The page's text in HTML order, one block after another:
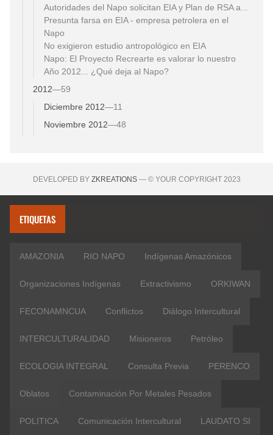
Autoridades del Napo solicitan EIA y Plan de RSA a...
Presunta farsa en EIA - empresa petrolera en el
Napo
No exigieron estudio antropológico en EIA
Napo: El Proyecto Recrearte es valorar lo nuestro
Año 2012... ¿Qué deja al Napo?
2012—59
Diciembre 2012—11
Noviembre 2012—48
DEVELOPED BY ZKREATIONS— © YOUR COPYRIGHT 2023
ETIQUETAS
AMAZONIA RIO NAPO Indígenas Amazónicos
Organizaciones Indígenas Extractivismo ORKIWAN
FECONAMNCUA Conflictos Diálogo Intercultural
INTERCULTURALIDAD Misioneros Petróleo
ECOLOGIA INTEGRAL Consulta Previa PERENCO
Oblatos Contaminación Por Metales Pesados
POLITICA Comunicación Intercultural LAUDATO SI